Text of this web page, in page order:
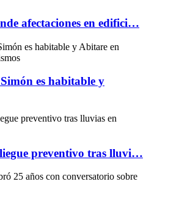
afectaciones en edifici…
es habitable y
preventivo tras lluvi…